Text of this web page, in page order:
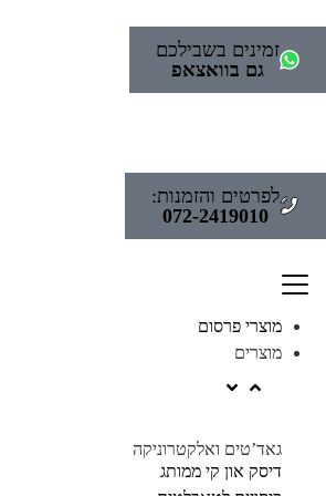
זמינים בשבילכם
גם בוואצאפ
לפרטים והזמנות:
072-2419010
מוצרי פרסום
מוצרים
גאד’טים ואלקטרוניקה
דיסק און קי ממותג